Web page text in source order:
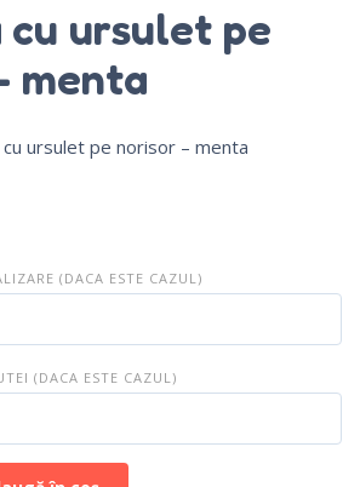
cu ursulet pe
menta
ursulet pe norisor – menta
(DACA ESTE CAZUL)
(DACA ESTE CAZUL)